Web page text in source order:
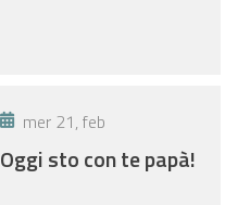
mer 21, feb
Oggi sto con te papà!